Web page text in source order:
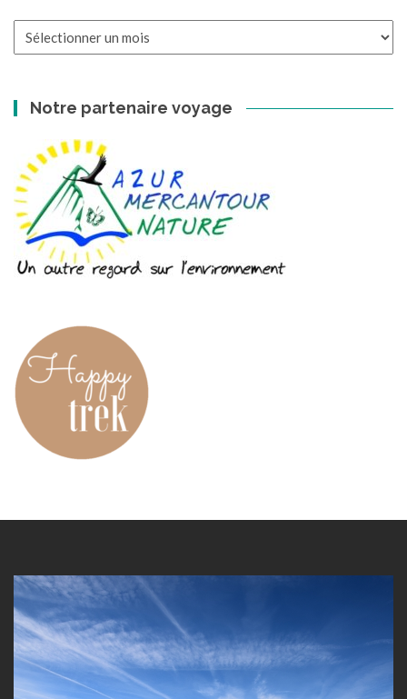
Notre partenaire voyage